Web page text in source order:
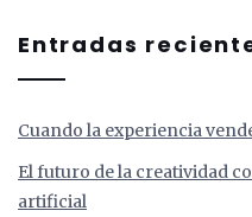
Entradas
Cuando la experiencia
El futuro de la creatividad
artificial